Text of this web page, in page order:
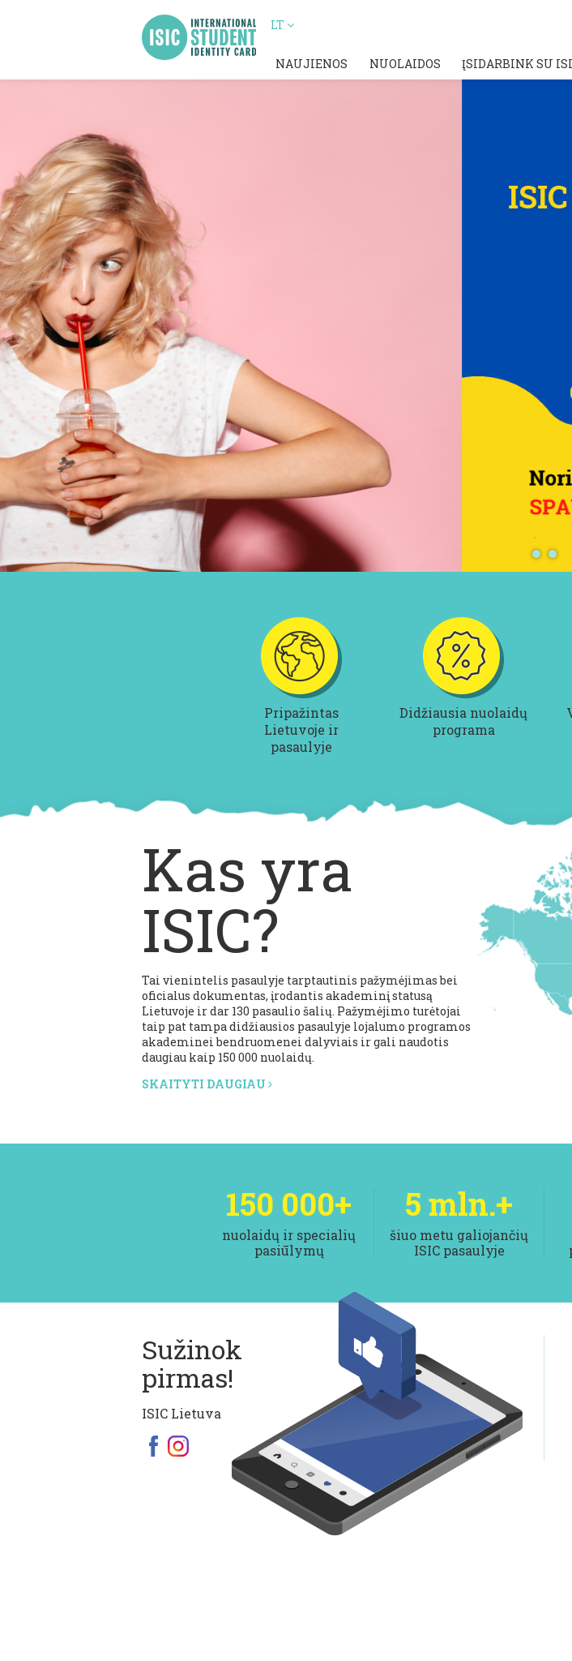
LT
NAUJIENOS NUOLAIDOS ĮSIDARBINK SU
ISIC Tau siūlo darbą jau šiam
rudeniui!
Pripažintas
Lietuvoje ir
pasaulyje
Didžiausia nuolaidų
programa
Kas yra
ISIC?
Tai vienintelis pasaulyje tarptautinis pažymėjimas bei
oficialus dokumentas, įrodantis akademinį statusą
Lietuvoje ir dar 130 pasaulio šalių. Pažymėjimo turėtojai
taip pat tampa didžiausios pasaulyje lojalumo programos
akademinei bendruomenei dalyviais ir gali naudotis
daugiau kaip 150 000 nuolaidų.
SKAITYTI DAUGIAU
150 000+
nuolaidų ir specialių
pasiūlymų
5 mln.+
šiuo metu galiojančių
ISIC pasaulyje
Sužinok
pirmas!
ISIC Lietuva